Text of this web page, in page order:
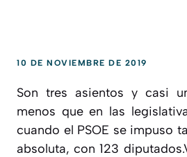
10 DE NOVIEMBRE DE 2019
Son tres asientos y casi
menos que en las
cuando el PSOE se impuso
absoluta, con 123